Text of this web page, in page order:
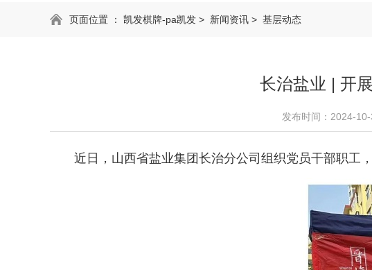
页面位置 ： 凯发棋牌-pa凯发 > 新闻资讯 > 基层动态
长治盐业 | 开
发布时间：2024-10-
近日，山西省盐业集团长治分公司组织党员干部职工，